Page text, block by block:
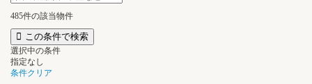
485件の該当物件
この条件で検索
選択中の条件
指定なし
条件クリア